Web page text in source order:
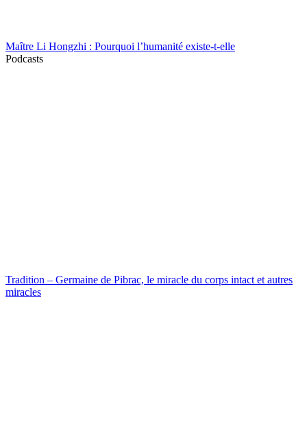
Maître Li Hongzhi : Pourquoi l’humanité existe-t-elle
Podcasts
Tradition – Germaine de Pibrac, le miracle du corps intact et autres
miracles